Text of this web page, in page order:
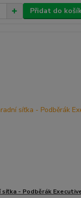
Přidat do
síťka - Podběrák